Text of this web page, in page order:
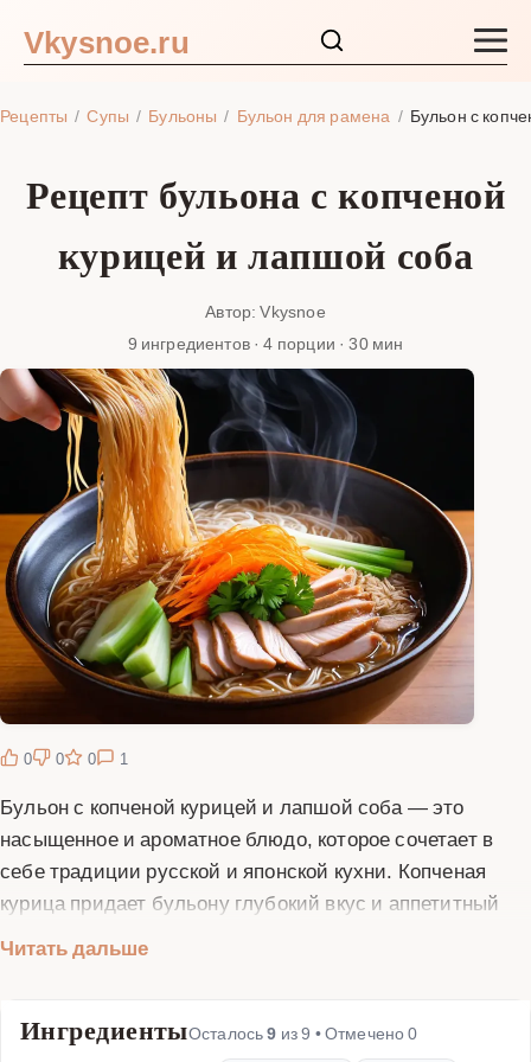
Vkysnoe.ru
Рецепты Супы Бульоны Бульон для рамена Бульон с
Рецепт бульона с копченой
курицей и лапшой соба
Автор: Vkysnoe
9 ингредиентов · 4 порции · 30 мин
0 0 0 1
Бульон с копченой курицей и лапшой соба — это
насыщенное и ароматное блюдо, которое сочетает в
себе традиции русской и японской кухни. Копченая
курица придает бульону глубокий вкус и аппетитный
интересным по текстуре. Для приготовления этого
соба, овощи (лук, морковь, сельдерей), зелень и
Читать дальше
ИнгредиентыОсталось9 из9 • Отмечено0